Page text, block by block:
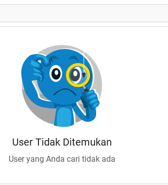
User Tidak Ditemukan
User yang Anda cari tidak ada